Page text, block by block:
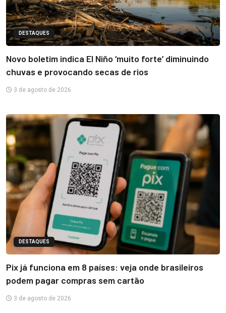
DESTAQUES
Novo boletim indica El Niño ‘muito forte’ diminuindo
chuvas e provocando secas de rios
3 de agosto de 2026
DESTAQUES
Pix já funciona em 8 países: veja onde brasileiros
podem pagar compras sem cartão
3 de agosto de 2026